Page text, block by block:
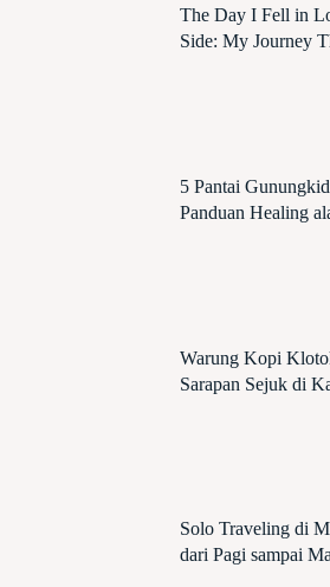
The Day I Fell in
Side: My Journey
5 Pantai
Panduan Healing
Warung Kopi
Sarapan Sejuk di
Solo Traveling di
dari Pagi sampai